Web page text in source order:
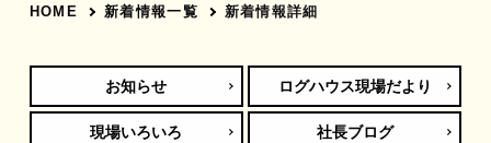
HOME 新着情報一覧 新着情報詳細
お知らせ ログハウス現場だより
現場いろいろ 社長ブログ